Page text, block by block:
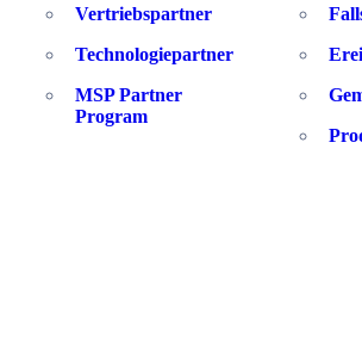
Vertriebspartner
Technologiepartner
MSP Partner
Program